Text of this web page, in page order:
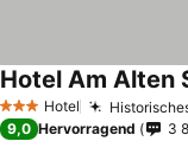
3 SterneHotel
Hotel Am Alten
9,0 Hervorragend 3